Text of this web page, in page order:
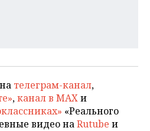
телеграм-канал,
,канал в MAXи
«Реального
видео наRutube и